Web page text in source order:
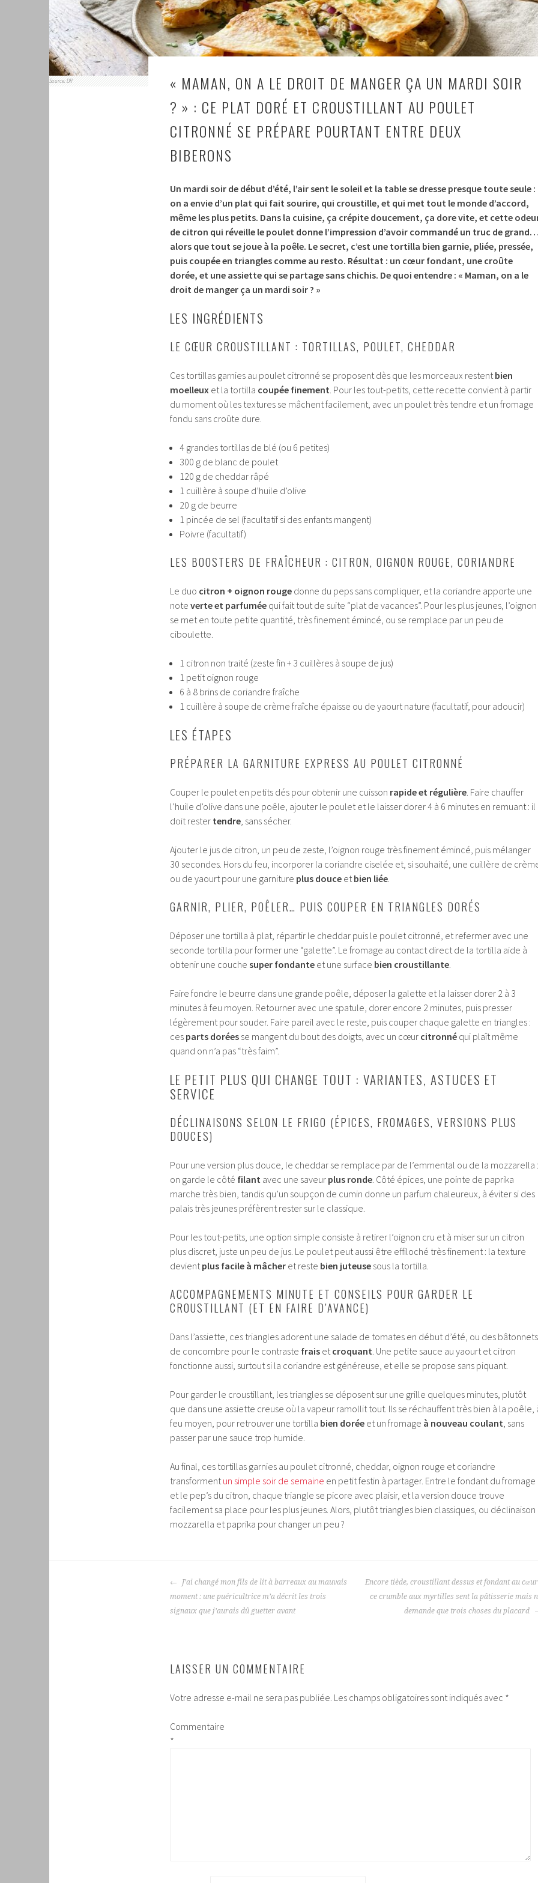
Source: DR
« MAMAN, ON A LE DROIT DE MANGER ÇA UN MARDI SOIR
? » : CE PLAT DORÉ ET CROUSTILLANT AU POULET
CITRONNÉ SE PRÉPARE POURTANT ENTRE DEUX
BIBERONS
Un mardi soir de début d’été, l’air sent le soleil et la table se dresse presque toute seule :
on a envie d’un plat qui fait sourire, qui croustille, et qui met tout le monde d’accord,
même les plus petits. Dans la cuisine, ça crépite doucement, ça dore vite, et cette
de citron qui réveille le poulet donne l’impression d’avoir commandé un truc de
alors que tout se joue à la poêle. Le secret, c’est une tortilla bien garnie, pliée, pressée,
puis coupée en triangles comme au resto. Résultat : un cœur fondant, une croûte
dorée, et une assiette qui se partage sans chichis. De quoi entendre : « Maman, on a le
droit de manger ça un mardi soir ? »
LES INGRÉDIENTS
LE CŒUR CROUSTILLANT : TORTILLAS, POULET, CHEDDAR
Ces tortillas garnies au poulet citronné se proposent dès que les morceaux restentbien
moelleux et la tortilla coupée finement. Pour les tout-petits, cette recette convient à partir
du moment où les textures se mâchent facilement, avec un poulet très tendre et un fromage
fondu sans croûte dure.
4 grandes tortillas de blé (ou 6 petites)
300 g de blanc de poulet
120 g de cheddar râpé
1 cuillère à soupe d’huile d’olive
20 g de beurre
1 pincée de sel (facultatif si des enfants mangent)
Poivre (facultatif)
LES BOOSTERS DE FRAÎCHEUR : CITRON, OIGNON ROUGE, CORIANDRE
Le duo citron + oignon rouge donne du peps sans compliquer, et la coriandre apporte une
note verte et parfumée qui fait tout de suite “plat de vacances”. Pour les plus jeunes, l’oignon
se met en toute petite quantité, très finement émincé, ou se remplace par un peu de
ciboulette.
1 citron non traité (zeste fin + 3 cuillères à soupe de jus)
1 petit oignon rouge
6 à 8 brins de coriandre fraîche
1 cuillère à soupe de crème fraîche épaisse ou de yaourt nature (facultatif, pour adoucir)
LES ÉTAPES
PRÉPARER LA GARNITURE EXPRESS AU POULET CITRONNÉ
Couper le poulet en petits dés pour obtenir une cuisson rapide et régulière. Faire chauffer
l’huile d’olive dans une poêle, ajouter le poulet et le laisser dorer 4 à 6 minutes en remuant : il
doit rester tendre, sans sécher.
Ajouter le jus de citron, un peu de zeste, l’oignon rouge très finement émincé, puis mélanger
30 secondes. Hors du feu, incorporer la coriandre ciselée et, si souhaité, une cuillère de
ou de yaourt pour une garniture plus douce etbien liée.
GARNIR, PLIER, POÊLER… PUIS COUPER EN TRIANGLES DORÉS
Déposer une tortilla à plat, répartir le cheddar puis le poulet citronné, et refermer avec une
seconde tortilla pour former une “galette”. Le fromage au contact direct de la tortilla aide à
obtenir une couche super fondante et une surface bien croustillante.
Faire fondre le beurre dans une grande poêle, déposer la galette et la laisser dorer 2 à 3
minutes à feu moyen. Retourner avec une spatule, dorer encore 2 minutes, puis presser
légèrement pour souder. Faire pareil avec le reste, puis couper chaque galette en triangles :
ces parts dorées se mangent du bout des doigts, avec un cœur citronné qui plaît même
quand on n’a pas “très faim”.
LE PETIT PLUS QUI CHANGE TOUT : VARIANTES, ASTUCES ET
SERVICE
DÉCLINAISONS SELON LE FRIGO (ÉPICES, FROMAGES, VERSIONS PLUS
DOUCES)
Pour une version plus douce, le cheddar se remplace par de l’emmental ou de la mozzarella :
on garde le côté filant avec une saveur plus ronde. Côté épices, une pointe de paprika
marche très bien, tandis qu’un soupçon de cumin donne un parfum chaleureux, à éviter si des
palais très jeunes préfèrent rester sur le classique.
Pour les tout-petits, une option simple consiste à retirer l’oignon cru et à miser sur un citron
plus discret, juste un peu de jus. Le poulet peut aussi être effiloché très finement : la texture
devientplus facile à mâcher et reste bien juteuse sous la tortilla.
ACCOMPAGNEMENTS MINUTE ET CONSEILS POUR GARDER LE
CROUSTILLANT (ET EN FAIRE D’AVANCE)
Dans l’assiette, ces triangles adorent une salade de tomates en début d’été, ou des bâtonnets
de concombre pour le contraste frais etcroquant. Une petite sauce au yaourt et citron
fonctionne aussi, surtout si la coriandre est généreuse, et elle se propose sans piquant.
Pour garder le croustillant, les triangles se déposent sur une grille quelques minutes, plutôt
que dans une assiette creuse où la vapeur ramollit tout. Ils se réchauffent très bien à la poêle,
feu moyen, pour retrouver une tortilla bien dorée et un fromage à nouveau coulant, sans
passer par une sauce trop humide.
Au final, ces tortillas garnies au poulet citronné, cheddar, oignon rouge et coriandre
transformentun simple soir de semaine en petit festin à partager. Entre le fondant du fromage
et le pep’s du citron, chaque triangle se picore avec plaisir, et la version douce trouve
facilement sa place pour les plus jeunes. Alors, plutôt triangles bien classiques, ou déclinaison
mozzarella et paprika pour changer un peu ?
NAVIGATION
DES
ARTICLES
J’ai changé mon fils de lit à barreaux au mauvais
moment : une puéricultrice m’a décrit les trois
signaux que j’aurais dû guetter avant
Encore tiède, croustillant dessus et fondant au
ce crumble aux myrtilles sent la pâtisserie mais
demande que trois choses du placard
LAISSER UN COMMENTAIRE
Votre adresse e-mail ne sera pas publiée. Les champs obligatoires sont indiqués avec *
Commentaire
*